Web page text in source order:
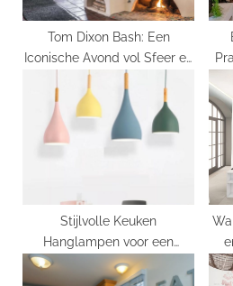
:
Tom Dixon Bash: Een
Iconische Avond vol Sfeer en
Design
Stijlvolle Keuken
Hanglampen voor een
Modern en Praktisch Interieur